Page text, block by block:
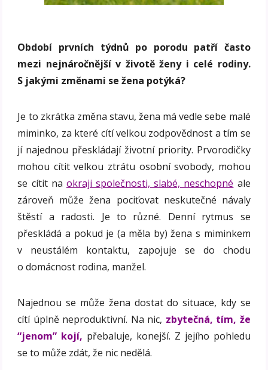
Období prvních týdnů po porodu patří často
mezi nejnáročnější v životě ženy i celé rodiny.
S jakými změnami se žena potýká?
Je to zkrátka změna stavu, žena má vedle sebe malé
miminko, za které cítí velkou zodpovědnost a tím se
jí najednou přeskládají životní priority. Prvorodičky
mohou cítit velkou ztrátu osobní svobody, mohou
se cítit na okraji společnosti, slabé, neschopné ale
zároveň může žena pociťovat neskutečné návaly
štěstí a radosti. Je to různé. Denní rytmus se
přeskládá a pokud je (a měla by) žena s miminkem
v neustálém kontaktu, zapojuje se do chodu
o domácnost rodina, manžel.
Najednou se může žena dostat do situace, kdy se
cítí úplně neproduktivní. Na nic, zbytečná, tím, že
“jenom” kojí, přebaluje, konejší. Z jejího pohledu
se to může zdát, že nic nedělá.